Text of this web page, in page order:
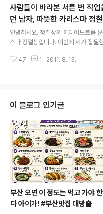
나마 라디오 방송은 어떤 방송보다도
서 좋더라고요^^ 방송과 인터뷰가 여기
‘이제는 메이저 방송 나가야 하나’ 하
있습니다. 떡줄 사람은 생각지도 않는
는 격이죠. ㅋ 사실 제가 방송 나가기
갈 것이라고 미리 김칫국부터 마셨던
사람들이 바라본 서른 번 직
던 남자, 따뜻한 카리스마 정
안녕하세요. 정철상의 커리어노트를
스마 정철상입니다. 이번에 제가 집필
행했는데요. 많은 분들이 응모해주셨습
리카'라는 커피숍이에요^^) 아직 응모
지 시간이 조금 남아 있지만 지금 이 자
모든 분들에게 미리 감사의 말씀을 전
랙백을 어떻게 거는지 모르시는 분들
글을 남겨주신 분들도 있어서 작성해
모아봤습니다. 혹시나 글을 남겨주셨는
47 1 2011. 8. 13.
이 블로그 인기글
부산 오면 이 정도는 먹고 가야 한
다 아이가! #부산맛집 대방출